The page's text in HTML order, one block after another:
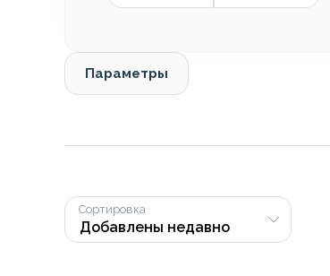
Параметры
Сортировка